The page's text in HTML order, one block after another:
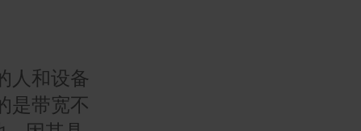
人和设备
是带宽不